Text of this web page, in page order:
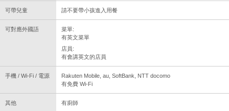
可帶兒童 請不要帶小孩進入用餐
可對應外國語
菜單:
有英文菜單
店員:
有會講英文的店員
手機 / Wi-Fi / 電源
Rakuten Mobile, au, SoftBank, NTT docomo
有免費 Wi-Fi
其他 有廚師